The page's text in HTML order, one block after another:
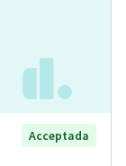
Acceptada